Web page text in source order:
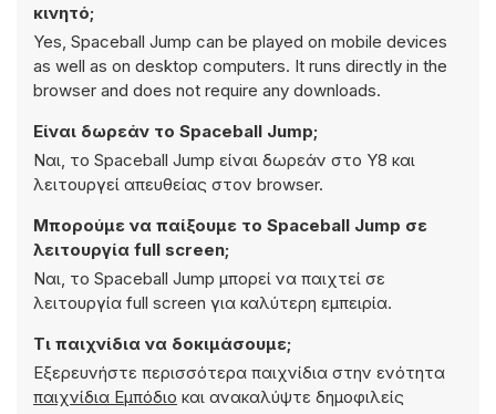
κινητό;
Yes, Spaceball Jump can be played on mobile devices
as well as on desktop computers. It runs directly in the
browser and does not require any downloads.
Είναι δωρεάν το Spaceball Jump;
Ναι, το Spaceball Jump είναι δωρεάν στο Y8 και
λειτουργεί απευθείας στον browser.
Μπορούμε να παίξουμε το Spaceball Jump σε
λειτουργία full screen;
Ναι, το Spaceball Jump μπορεί να παιχτεί σε
λειτουργία full screen για καλύτερη εμπειρία.
Τι παιχνίδια να δοκιμάσουμε;
Εξερευνήστε περισσότερα παιχνίδια στην ενότητα
παιχνίδια Εμπόδιο και ανακαλύψτε δημοφιλείς